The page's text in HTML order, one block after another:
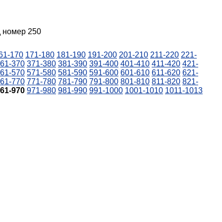
номер 250
170 171-180 181-190 191-200 201-210 211-220 221-
370 371-380 381-390 391-400 401-410 411-420 421-
570 571-580 581-590 591-600 601-610 611-620 621-
770 771-780 781-790 791-800 801-810 811-820 821-
970 971-980 981-990 991-1000 1001-1010 1011-1013